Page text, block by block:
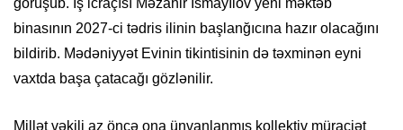
binasının 2027-ci tədris ilinin başlanğıcına hazır olacağını
bildirib. Mədəniyyət Evinin tikintisinin də təxminən eyni
vaxtda başa çatacağı gözlənilir.
Millət vəkili az öncə ona ünvanlanmış kollektiv müraciət